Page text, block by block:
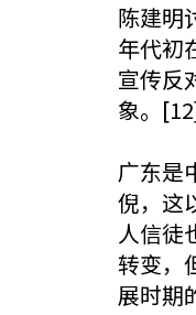
陈建明
年代初
宣传反
象。
广东是
倪，这
人信徒
转变，
展时期